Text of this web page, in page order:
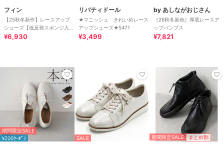
フィン
【25秋冬新作】レースアップ
シューズ【低反発スポンジ入
り】
¥6,930
リバティドール
★マニッシュ きれいめレース
アップシューズ★5471
¥3,499
by あしながおじさん
［26秋冬新色］厚底レースア
ップパンプス
¥7,821
期間限定SALE
¥200ｸｰﾎﾟﾝ
SALE 期間限定SALE まとめ割